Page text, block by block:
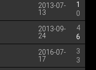
2013-07-
13
1
0
2013-09-
24
4
6
2016-07-
17
3
3